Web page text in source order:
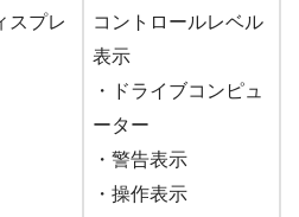
スプレ
コントロールレベル
表示
・ドライブコンピュ
ーター
・警告表示
・操作表示